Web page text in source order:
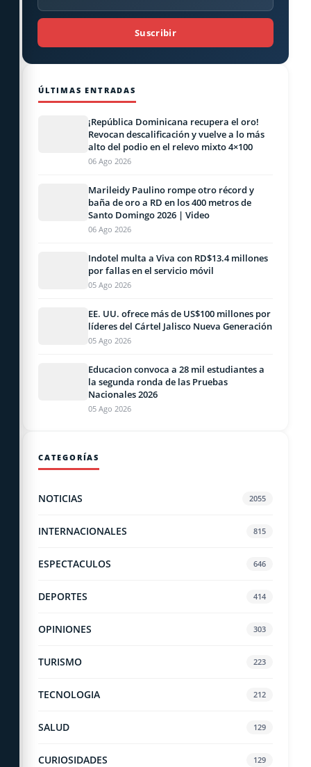
Suscribir
ÚLTIMAS ENTRADAS
¡República Dominicana recupera el oro!
Revocan descalificación y vuelve a lo más
alto del podio en el relevo mixto 4×100
06 Ago 2026
Marileidy Paulino rompe otro récord y
baña de oro a RD en los 400 metros de
Santo Domingo 2026 | Video
06 Ago 2026
Indotel multa a Viva con RD$13.4 millones
por fallas en el servicio móvil
05 Ago 2026
EE. UU. ofrece más de US$100 millones por
líderes del Cártel Jalisco Nueva Generación
05 Ago 2026
Educacion convoca a 28 mil estudiantes a
la segunda ronda de las Pruebas
Nacionales 2026
05 Ago 2026
CATEGORÍAS
NOTICIAS 2055
INTERNACIONALES 815
ESPECTACULOS 646
DEPORTES 414
OPINIONES 303
TURISMO 223
TECNOLOGIA 212
SALUD 129
CURIOSIDADES 129